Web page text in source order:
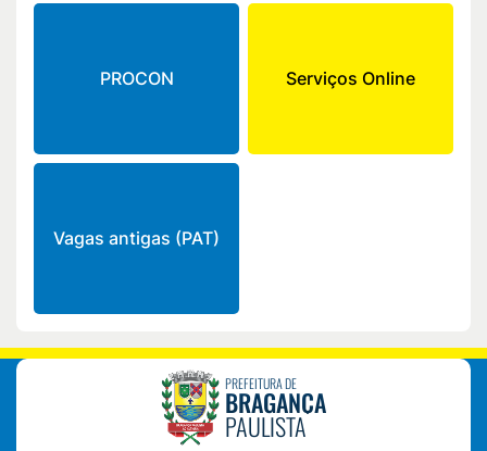
PROCON Serviços Online
Vagas antigas (PAT)
PREFEITURA DE
BRAGANÇA
PAULISTA